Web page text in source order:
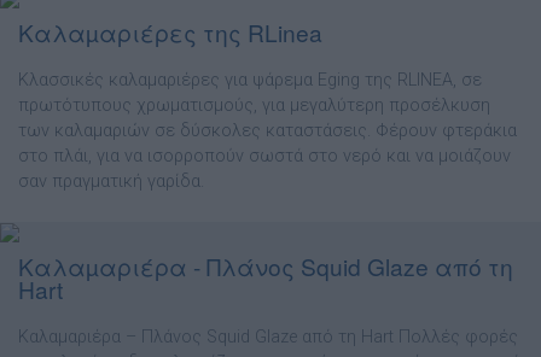
Καλαµαριέρες της RLinea
Κλασσικές καλαµαριέρες για ψάρεµα Eging της RLINEA, σε
πρωτότυπους χρωµατισµούς, για µεγαλύτερη προσέλκυση
των καλαµαριών σε δύσκολες καταστάσεις. Φέρουν φτεράκια
στο πλάι, για να ισορροπούν σωστά στο νερό και να µοιάζουν
σαν πραγµατική γαρίδα.
Καλαµαριέρα - Πλάνος Squid Glaze από τη
Hart
Καλαµαριέρα – Πλάνος Squid Glaze από τη Hart Πολλές φορές